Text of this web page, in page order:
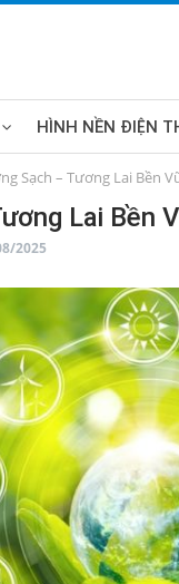
HÌNH NỀN ĐIỆN
Sạch – Tương Lai Bền
Lai Bền
2025